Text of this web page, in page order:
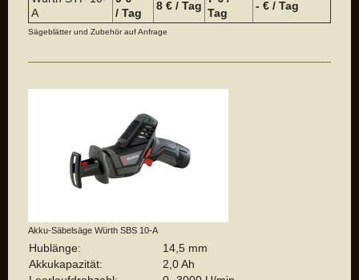
A
/ Tag
8 € / Tag
Tag
- € / Tag
Sägeblätter und Zubehör auf Anfrage
Akku-Säbelsäge Würth SBS 10-A
Hublänge:
14,5 mm
Akkukapazität:
2,0 Ah